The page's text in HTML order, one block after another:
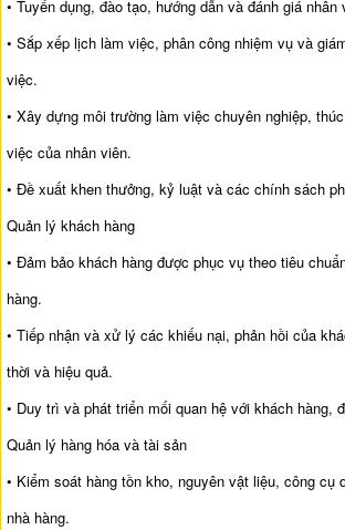
• Tuyển dụng, đào tạo, hướng dẫn và đánh giá nhân
• Sắp xếp lịch làm việc, phân công nhiệm vụ và
việc.
• Xây dựng môi trường làm việc chuyên nghiệp,
việc của nhân viên.
• Đề xuất khen thưởng, kỷ luật và các chính sách
Quản lý khách hàng
• Đảm bảo khách hàng được phục vụ theo tiêu
hàng.
• Tiếp nhận và xử lý các khiếu nại, phản hồi của
thời và hiệu quả.
• Duy trì và phát triển mối quan hệ với khách hàng,
Quản lý hàng hóa và tài sản
• Kiểm soát hàng tồn kho, nguyên vật liệu, công cụ
nhà hàng.